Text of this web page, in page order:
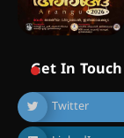
Get In Touch
Twitter